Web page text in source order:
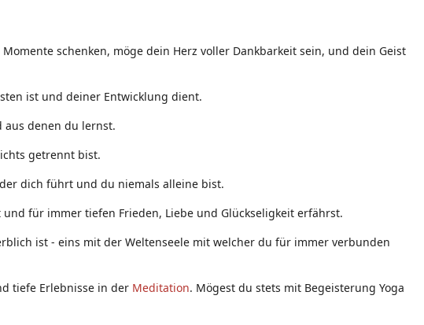
schenken, möge dein Herz voller Dankbarkeit sein, und dein Geist
ist und deiner Entwicklung dient.
aus denen du lernst.
getrennt bist.
dich führt und du niemals alleine bist.
für immer tiefen Frieden, Liebe und Glückseligkeit erfährst.
ist - eins mit der Weltenseele mit welcher du für immer verbunden
tiefe Erlebnisse in der Meditation. Mögest du stets mit Begeisterung Yoga